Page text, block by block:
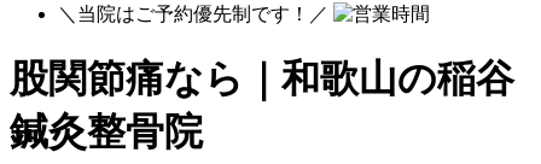
＼当院はご予約優先制です！／
股関節痛なら｜和歌山の稲谷
鍼灸整骨院